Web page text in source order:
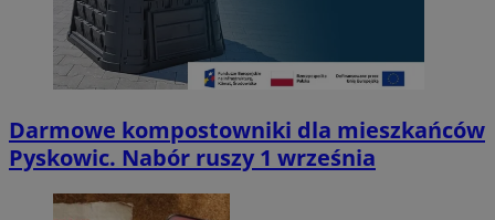
Darmowe kompostowniki dla mieszkańców
Pyskowic. Nabór ruszy 1 września